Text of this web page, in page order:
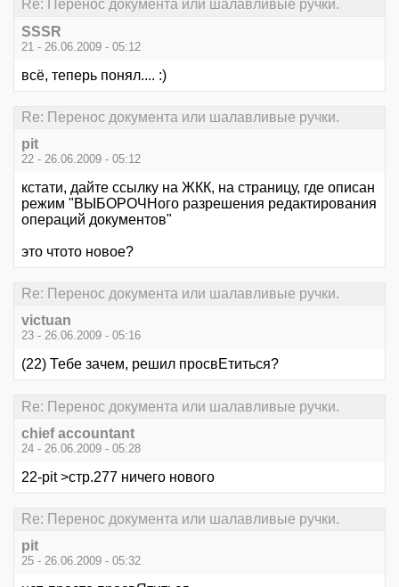
Re: Перенос документа или шалавливые ручки.
SSSR
21 - 26.06.2009 - 05:12
всё, теперь понял.... :)
Re: Перенос документа или шалавливые ручки.
pit
22 - 26.06.2009 - 05:12
кстати, дайте ссылку на ЖКК, на страницу, где описан
режим "ВЫБОРОЧНого разрешения редактирования
операций документов"
это чтото новое?
Re: Перенос документа или шалавливые ручки.
victuan
23 - 26.06.2009 - 05:16
(22) Тебе зачем, решил просвЕтиться?
Re: Перенос документа или шалавливые ручки.
chief accountant
24 - 26.06.2009 - 05:28
22-pit >стр.277 ничего нового
Re: Перенос документа или шалавливые ручки.
pit
25 - 26.06.2009 - 05:32